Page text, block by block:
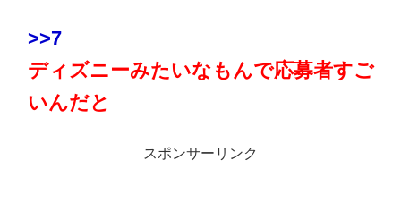
>>7
ディズニーみたいなもんで応募者すご
いんだと
スポンサーリンク